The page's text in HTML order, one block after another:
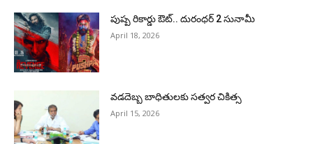
పుష్ప రికార్డు ఔట్‌.. దురంధ‌ర్ 2 సునామీ
April 18, 2026
వడదెబ్బ బాధితులకు సత్వర చికిత్స
April 15, 2026